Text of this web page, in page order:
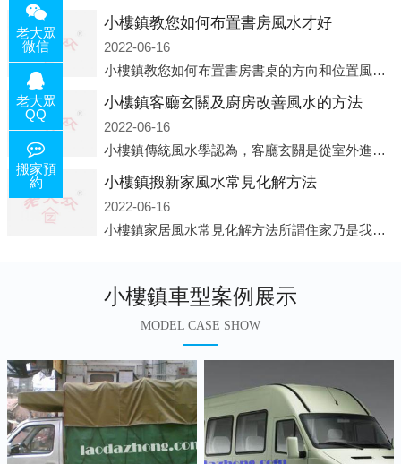
小樓鎮教您如何布置書房風水才好
2022-06-16
小樓鎮教您如何布置書房書桌的方向和位置風水中所說的方位，顧名思義包括方向和位置兩個概念，那么書桌的方向應該向著哪里呢？一般來說，將書桌對著門放置比較 好，比如您書房的門是向南的，就將書桌也向著門放置即可；這
小樓鎮客廳玄關及廚房改善風水的方法
2022-06-16
小樓鎮傳統風水學認為，客廳玄關是從室外進入客廳的必經之路，是進入客廳的緩沖區。它讓進入者靜氣斂神，同時也是引氣入室的必經之道。客廳的玄關除了有防泄、遮掩的風水作用之外，并且還有家居裝飾上的美化作用，因此它設
小樓鎮搬新家風水常見化解方法
2022-06-16
小樓鎮家居風水常見化解方法所謂住家乃是我們日常生活所在的地方，在那兒睡覺，也在那兒恢復白天工作的疲勞。并非經常有人常住的房子、辦公室之類，人們寢食不在那兒的建筑物，此種房子并非家居風水的對象。為什么呢?因為
小樓鎮車型案例展示
MODEL CASE SHOW
老大眾
微信
老大眾
QQ
搬家預
約